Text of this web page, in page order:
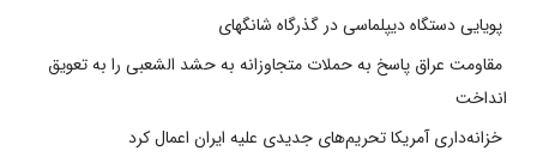
پویایی دستگاه دیپلماسی در گذرگاه شانگهای
مقاومت عراق پاسخ به حملات متجاوزانه به حشد الشعبی را به تعویق
انداخت
خزانه‌داری آمریکا تحریم‌های جدیدی علیه ایران اعمال کرد